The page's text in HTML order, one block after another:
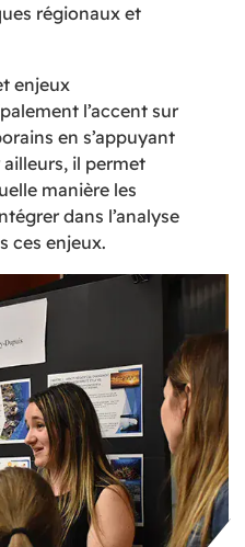
régionaux et
enjeux
l’accent sur
en s’appuyant
il permet
manière les
dans l’analyse
ces enjeux.